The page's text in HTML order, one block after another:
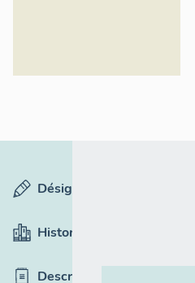
Désignation
Historique
Description